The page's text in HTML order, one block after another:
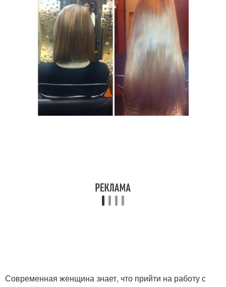
Современная женщина знает, что прийти на работу с